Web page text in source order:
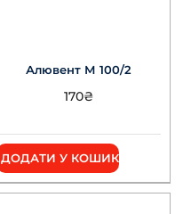
Алювент М 100/2
170₴
ДОДАТИ У КОШИК